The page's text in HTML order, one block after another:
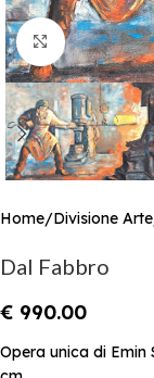
Click to
Home Divisione Arte
Dal Fabbro
€ 990.00
Opera unica di